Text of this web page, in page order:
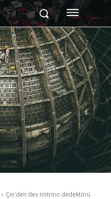
Çin'den dev nötrino dedektörü